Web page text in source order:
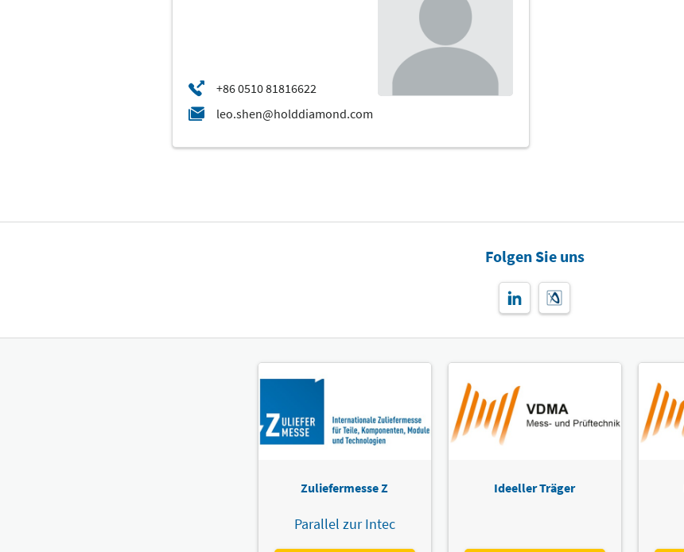
Folgen Sie uns
Zuliefermesse Z
Parallel zur Intec
Ideeller Träger